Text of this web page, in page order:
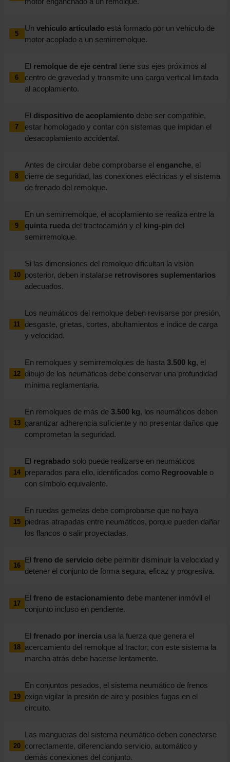
5
Un vehículo articuladoestá formado por un vehículo de
motor acoplado a un semirremolque.
6
El remolque de eje central tiene sus ejes próximos al
centro de gravedad y transmite una carga vertical limitada
al acoplamiento.
7
El dispositivo de acoplamientodebe ser compatible,
estar homologado y contar con sistemas que impidan el
desacoplamiento accidental.
8
Antes de circular debe comprobarse el enganche, el
cierre de seguridad, las conexiones eléctricas y el sistema
de frenado del remolque.
9
En un semirremolque, el acoplamiento se realiza entre la
quinta ruedadel tractocamión y el king-pin del
semirremolque.
10
Si las dimensiones del remolque dificultan la visión
posterior, deben instalarse retrovisores suplementarios
adecuados.
11
Los neumáticos del remolque deben revisarse por presión,
desgaste, grietas, cortes, abultamientos e índice de carga
y velocidad.
12
En remolques y semirremolques de hasta 3.500 kg, el
dibujo de los neumáticos debe conservar una profundidad
mínima reglamentaria.
13
En remolques de más de 3.500 kg, los neumáticos deben
garantizar adherencia suficiente y no presentar daños que
comprometan la seguridad.
14
El regrabadosolo puede realizarse en neumáticos
preparados para ello, identificados como Regroovableo
con símbolo equivalente.
15
En ruedas gemelas debe comprobarse que no haya
piedras atrapadas entre neumáticos, porque pueden dañar
los flancos o salir proyectadas.
16
El freno de serviciodebe permitir disminuir la velocidad y
detener el conjunto de forma segura, eficaz y progresiva.
17
El freno de estacionamientodebe mantener inmóvil el
conjunto incluso en pendiente.
18
El frenado por inerciausa la fuerza que genera el
acercamiento del remolque al tractor; con este sistema la
marcha atrás debe hacerse lentamente.
19
En conjuntos pesados, el sistema neumático de frenos
exige vigilar la presión de aire y posibles fugas en el
circuito.
20
Las mangueras del sistema neumático deben conectarse
correctamente, diferenciando servicio, automático y
demás conexiones del conjunto.